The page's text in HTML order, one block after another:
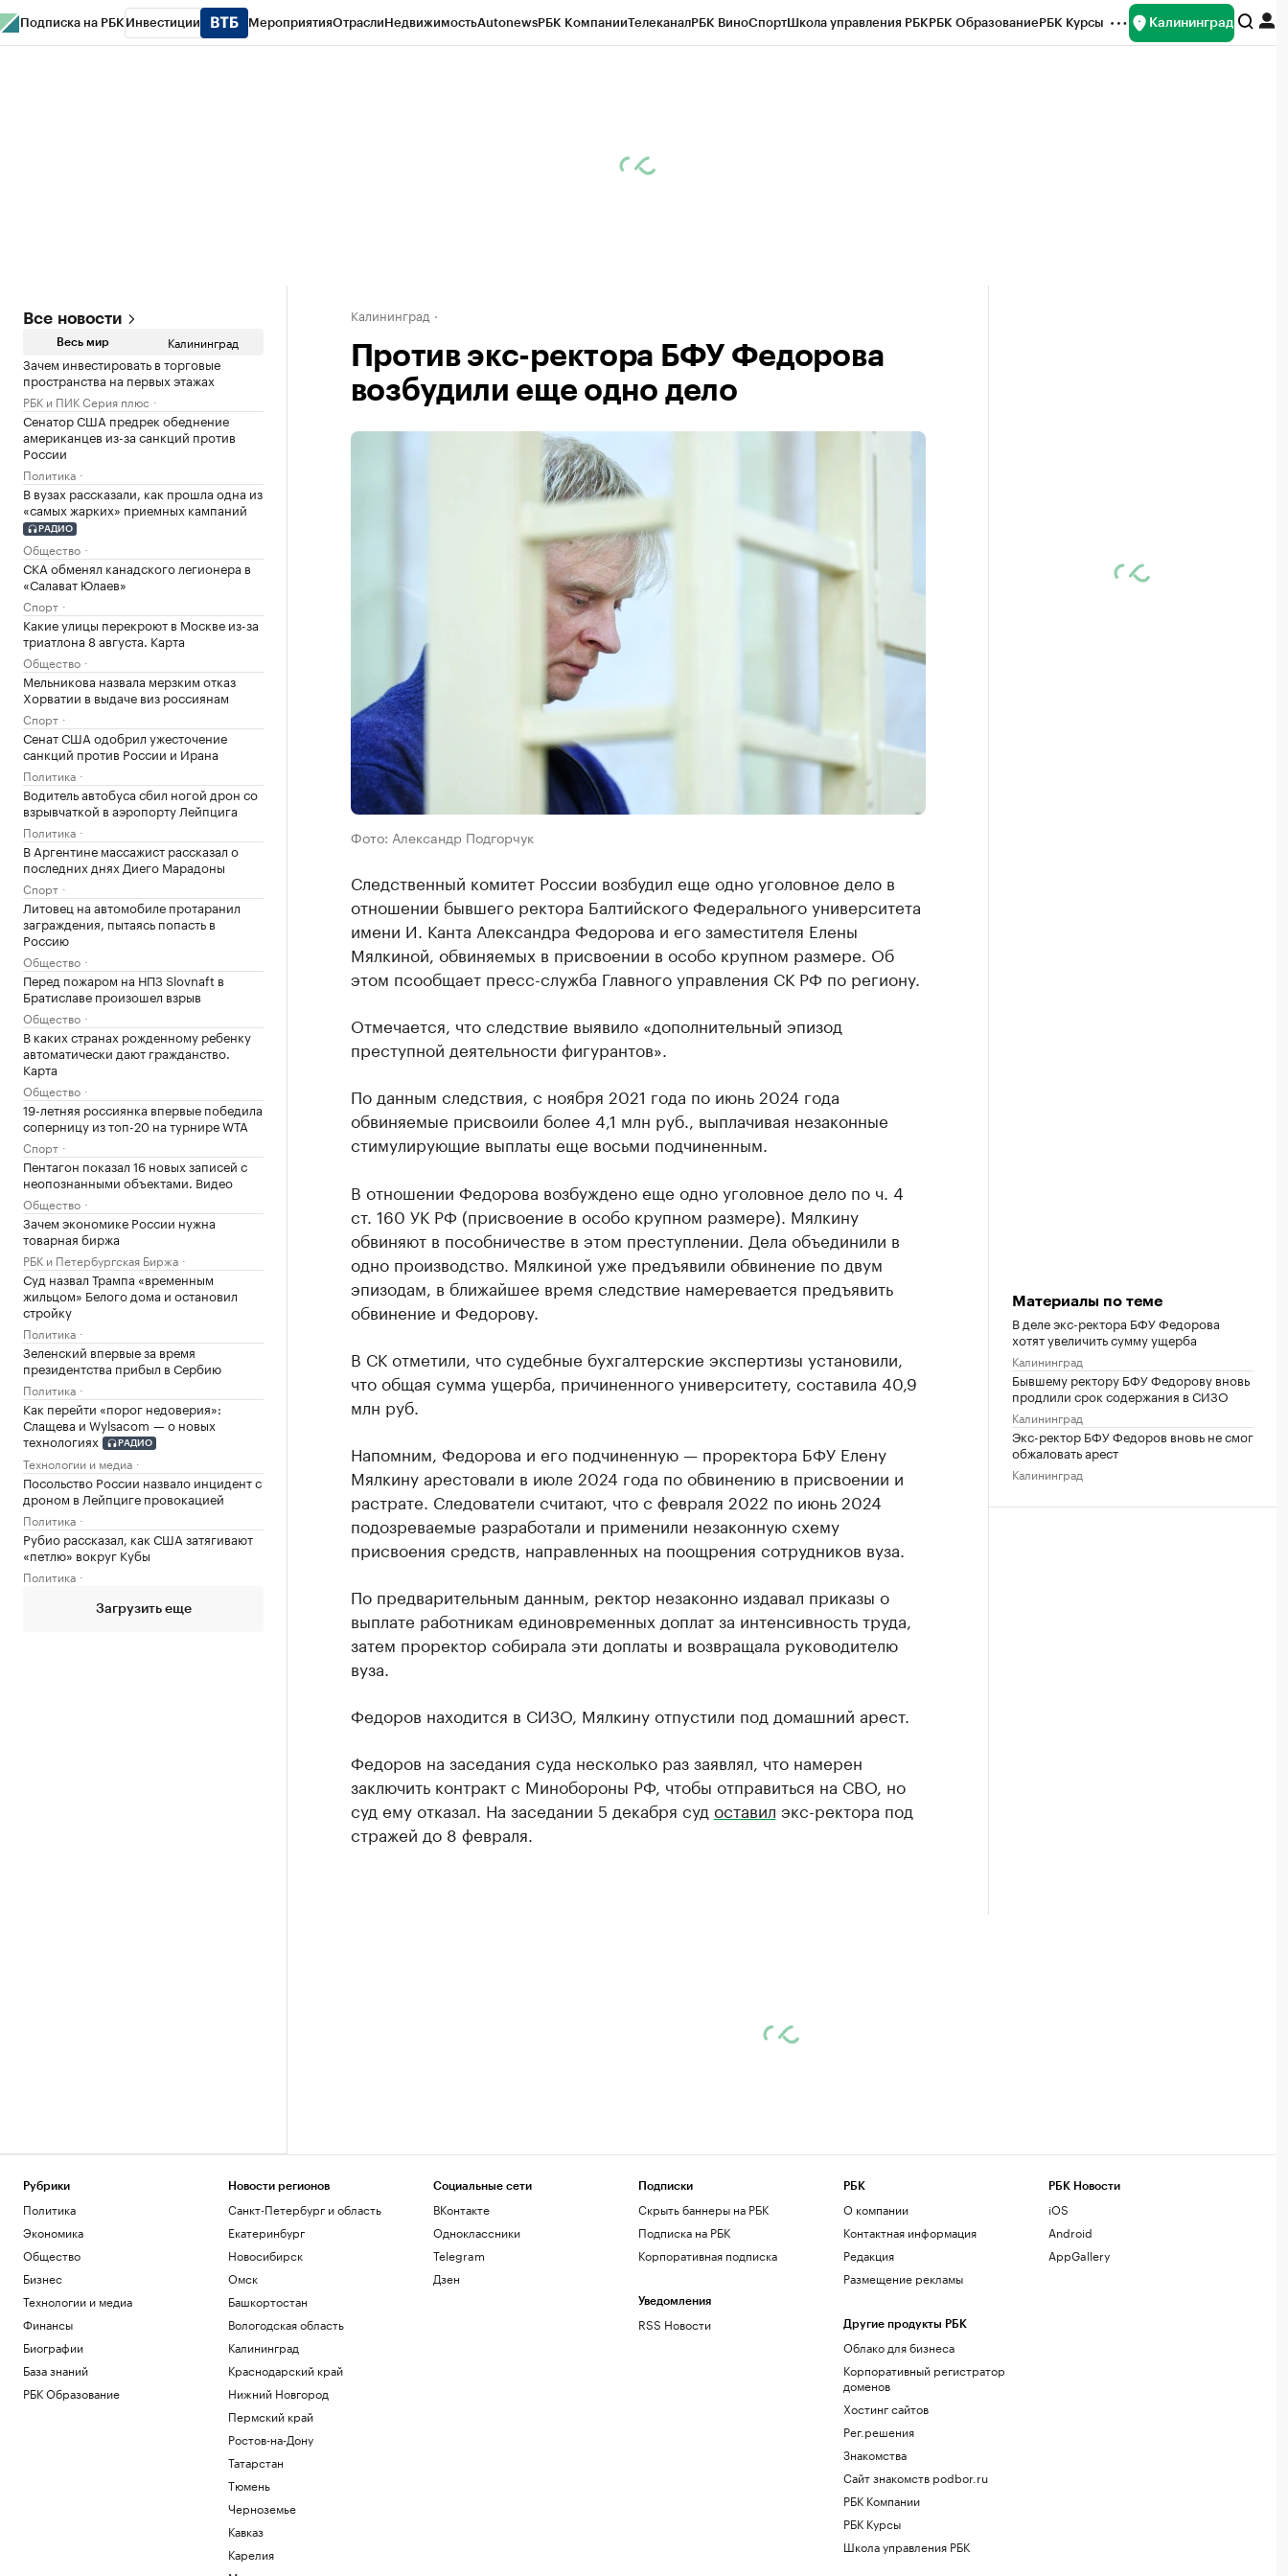
Подписка на РБК Инвестиции МероприятияОтраслиНедвижимостьAutonewsРБК КомпанииТелеканалРБК ВиноСпортШкола управления РБКРБК ОбразованиеРБК Курсы Калининград
Все новости
Весь мир Калининград
Зачем инвестировать в торговые
пространства на первых этажах
РБК и ПИК Серия плюс
Сенатор США предрек обеднение
американцев из-за санкций против
России
Политика
В вузах рассказали, как прошла одна из
«самых жарких» приемных кампаний
РАДИО
Общество
СКА обменял канадского легионера в
«Салават Юлаев»
Спорт
Какие улицы перекроют в Москве из-за
триатлона 8 августа. Карта
Общество
Мельникова назвала мерзким отказ
Хорватии в выдаче виз россиянам
Спорт
Сенат США одобрил ужесточение
санкций против России и Ирана
Политика
Водитель автобуса сбил ногой дрон со
взрывчаткой в аэропорту Лейпцига
Политика
В Аргентине массажист рассказал о
последних днях Диего Марадоны
Спорт
Литовец на автомобиле протаранил
заграждения, пытаясь попасть в
Россию
Общество
Перед пожаром на НПЗ Slovnaft в
Братиславе произошел взрыв
Общество
В каких странах рожденному ребенку
автоматически дают гражданство.
Карта
Общество
19-летняя россиянка впервые победила
соперницу из топ-20 на турнире WTA
Спорт
Пентагон показал 16 новых записей с
неопознанными объектами. Видео
Общество
Зачем экономике России нужна
товарная биржа
РБК и Петербургская Биржа
Суд назвал Трампа «временным
жильцом» Белого дома и остановил
стройку
Политика
Зеленский впервые за время
президентства прибыл в Сербию
Политика
Как перейти «порог недоверия»:
Слащева и Wylsacom — о новых
технологиях
РАДИО
Технологии и медиа
Посольство России назвало инцидент с
дроном в Лейпциге провокацией
Политика
Рубио рассказал, как США затягивают
«петлю» вокруг Кубы
Политика
Загрузить еще
Калининград
Против экс-ректора БФУ Федорова
возбудили еще одно дело
Фото: Александр Подгорчук
Следственный комитет России возбудил еще одно уголовное дело в
отношении бывшего ректора Балтийского Федерального университета
имени И. Канта Александра Федорова и его заместителя Елены
Мялкиной, обвиняемых в присвоении в особо крупном размере. Об
этом псообщает пресс-служба Главного управления СК РФ по региону.
Отмечается, что следствие выявило «дополнительный эпизод
преступной деятельности фигурантов».
По данным следствия, с ноября 2021 года по июнь 2024 года
обвиняемые присвоили более 4,1 млн руб., выплачивая незаконные
стимулирующие выплаты еще восьми подчиненным.
В отношении Федорова возбуждено еще одно уголовное дело по ч. 4
ст. 160 УК РФ (присвоение в особо крупном размере). Мялкину
обвиняют в пособничестве в этом преступлении. Дела объединили в
одно производство. Мялкиной уже предъявили обвинение по двум
эпизодам, в ближайшее время следствие намеревается предъявить
обвинение и Федорову.
В СК отметили, что судебные бухгалтерские экспертизы установили,
что общая сумма ущерба, причиненного университету, составила 40,9
млн руб.
Напомним, Федорова и его подчиненную — проректора БФУ Елену
Мялкину арестовали в июле 2024 года по обвинению в присвоении и
растрате. Следователи считают, что с февраля 2022 по июнь 2024
подозреваемые разработали и применили незаконную схему
присвоения средств, направленных на поощрения сотрудников вуза.
По предварительным данным, ректор незаконно издавал приказы о
выплате работникам единовременных доплат за интенсивность труда,
затем проректор собирала эти доплаты и возвращала руководителю
вуза.
Федоров находится в СИЗО, Мялкину отпустили под домашний арест.
Федоров на заседания суда несколько раз заявлял, что намерен
заключить контракт с Минобороны РФ, чтобы отправиться на СВО, но
суд ему отказал. На заседании 5 декабря суд оставил экс-ректора под
стражей до 8 февраля.
Материалы по теме
В деле экс-ректора БФУ Федорова
хотят увеличить сумму ущерба
Калининград
Бывшему ректору БФУ Федорову вновь
продлили срок содержания в СИЗО
Калининград
Экс-ректор БФУ Федоров вновь не смог
обжаловать арест
Калининград
Рубрики
Политика
Экономика
Общество
Бизнес
Технологии и медиа
Финансы
Биографии
База знаний
РБК Образование
Новости регионов
Санкт-Петербург и область
Екатеринбург
Новосибирск
Омск
Башкортостан
Вологодская область
Калининград
Краснодарский край
Нижний Новгород
Пермский край
Ростов-на-Дону
Татарстан
Тюмень
Черноземье
Кавказ
Карелия
Социальные сети
ВКонтакте
Одноклассники
Telegram
Дзен
Подписки
Скрыть баннеры на РБК
Подписка на РБК
Корпоративная подписка
Уведомления
RSS Новости
РБК
О компании
Контактная информация
Редакция
Размещение рекламы
Другие продукты РБК
Облако для бизнеса
Корпоративный регистратор
доменов
Хостинг сайтов
Рег.решения
Знакомства
Сайт знакомств podbor.ru
РБК Компании
РБК Курсы
Школа управления РБК
РБК Новости
iOS
Android
AppGallery